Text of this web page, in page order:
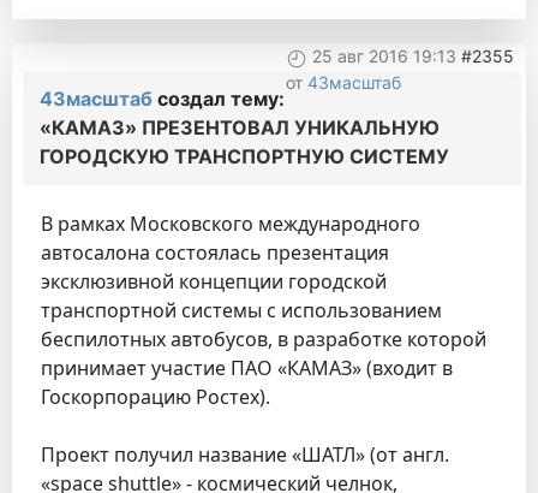
25 авг 2016 19:13 #2355
от 43масштаб
43масштаб создал тему:
«КАМАЗ» ПРЕЗЕНТОВАЛ УНИКАЛЬНУЮ
ГОРОДСКУЮ ТРАНСПОРТНУЮ СИСТЕМУ
В рамках Московского международного
автосалона состоялась презентация
эксклюзивной концепции городской
транспортной системы с использованием
беспилотных автобусов, в разработке которой
принимает участие ПАО «КАМАЗ» (входит в
Госкорпорацию Ростех).
Проект получил название «ШАТЛ» (от англ.
«space shuttle» - космический челнок,